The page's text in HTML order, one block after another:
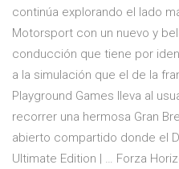
continúa explorando el lado
Motorsport con un nuevo y
conducción que tiene por
a la simulación que el de la
Playground Games lleva al
recorrer una hermosa Gran
abierto compartido donde el
Ultimate Edition | … Forza